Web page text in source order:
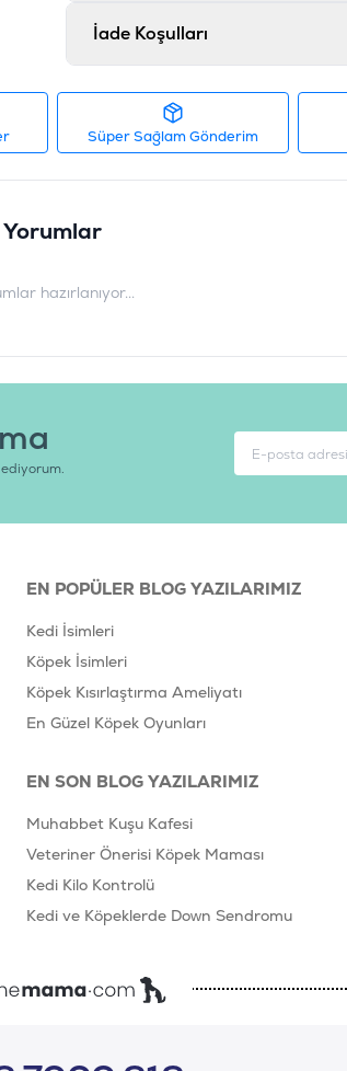
İade Koşulları
Süper Sağlam Gönderim
Yorumlar
hazırlanıyor...
EN POPÜLER BLOG YAZILARIMIZ
Kedi İsimleri
Köpek İsimleri
Köpek Kısırlaştırma Ameliyatı
En Güzel Köpek Oyunları
EN SON BLOG YAZILARIMIZ
Muhabbet Kuşu Kafesi
Veteriner Önerisi Köpek Maması
Kedi Kilo Kontrolü
Kedi ve Köpeklerde Down Sendromu